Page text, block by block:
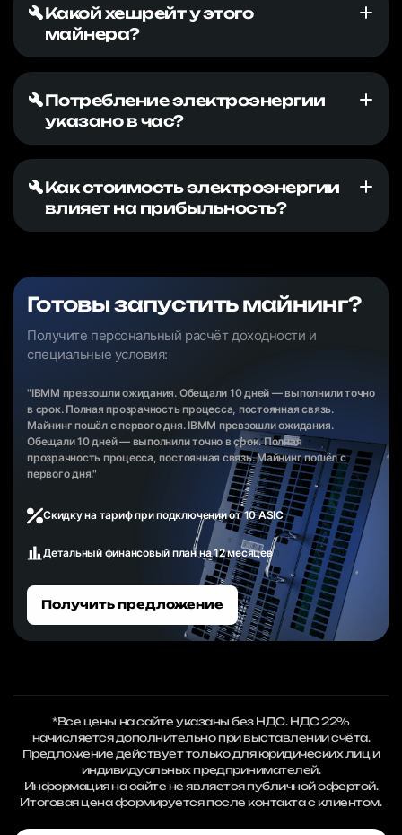
Какой хешрейт у этого
майнера?
Потребление электроэнергии
указано в час?
Как стоимость электроэнергии
влияет на прибыльность?
Готовы запустить майнинг?
Получите персональный расчёт доходности и
специальные условия:
"IBMM превзошли ожидания. Обещали 10 дней — выполнили точно
в срок. Полная прозрачность процесса, постоянная связь.
Майнинг пошёл с первого дня. IBMM превзошли ожидания.
Обещали 10 дней — выполнили точно в срок. Полная
прозрачность процесса, постоянная связь. Майнинг пошёл с
первого дня."
Скидку на тариф при подключении от 10 ASIC
Детальный финансовый план на 12 месяцев
Получить предложение
*Все цены на сайте указаны без НДС. НДС 22%
начисляется дополнительно при выставлении счёта.
Предложение действует только для юридических лиц и
индивидуальных предпринимателей.
Информация на сайте не является публичной офертой.
Итоговая цена формируется после контакта с клиентом.